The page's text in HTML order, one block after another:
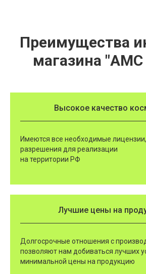
Преимущества
магазина
Высокое качество
Имеются все необходимые
разрешения для реализации
на территории РФ
Лучшие цены на
Долгосрочные отношения с
позволяют нам добиваться лучших
минимальной цены на продукцию